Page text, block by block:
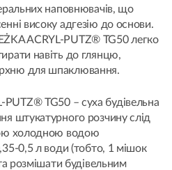
наповнювачів, що
високу адгезію до основи.
ACRYL-PUTZ® TG50 легко
навіть до глянцю,
для шпаклювання.
PUTZ® TG50 – суха будівельна
штукатурного розчину слід
холодною водою
0,5 л води (тобто, 1 мішок
розмішати будівельним